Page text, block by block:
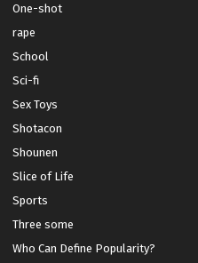
One-shot
rape
School
Sci-fi
Sex Toys
Shotacon
Shounen
Slice of Life
Sports
Three some
Who Can Define Popularity?